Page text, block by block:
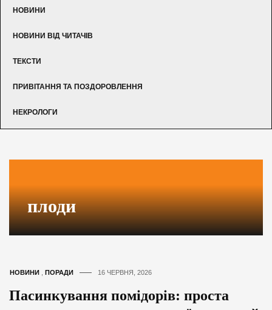
НОВИНИ
НОВИНИ ВІД ЧИТАЧІВ
ТЕКСТИ
ПРИВІТАННЯ ТА ПОЗДОРОВЛЕННЯ
НЕКРОЛОГИ
плоди
НОВИНИ ПОРАДИ 16 ЧЕРВНЯ, 2026
Пасинкування помідорів: проста